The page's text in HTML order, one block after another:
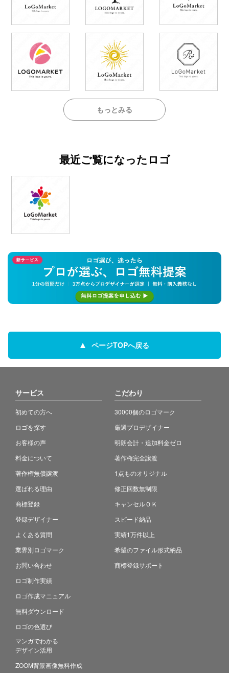
もっとみる
最近ご覧になったロゴ
ページTOPへ戻る
サービス
初めての方へ
ロゴを探す
お客様の声
料金について
著作権無償譲渡
選ばれる理由
商標登録
登録デザイナー
よくある質問
業界別ロゴマーク
お問い合わせ
ロゴ制作実績
ロゴ作成マニュアル
無料ダウンロード
ロゴの色選び
マンガでわかる
デザイン活用
ZOOM背景画像無料作成
こだわり
30000個のロゴマーク
厳選プロデザイナー
明朗会計・追加料金ゼロ
著作権完全譲渡
1点ものオリジナル
修正回数無制限
キャンセルＯＫ
スピード納品
実績1万件以上
希望のファイル形式納品
商標登録サポート